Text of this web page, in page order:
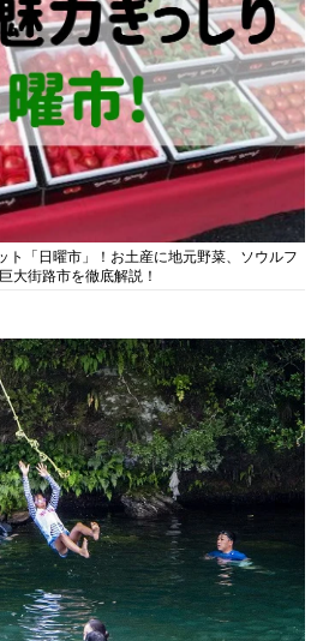
ト「日曜市」！お土産に地元野菜、ソウルフ
大街路市を徹底解説！